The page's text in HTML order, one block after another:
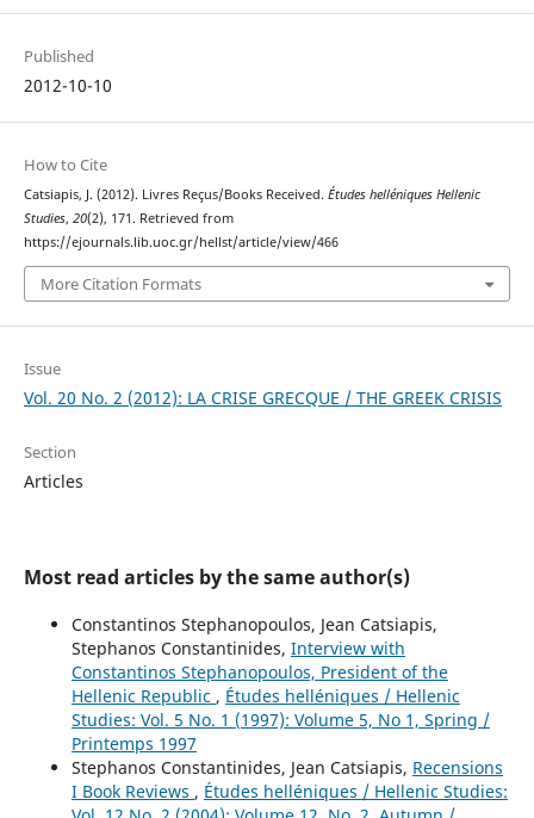
Published
2012-10-10
How to Cite
Catsiapis, J. (2012). Livres Reçus/Books Received. Études helléniques Hellenic
Studies, 20(2), 171. Retrieved from
https://ejournals.lib.uoc.gr/hellst/article/view/466
More Citation Formats
Issue
Vol. 20 No. 2 (2012): LA CRISE GRECQUE / THE GREEK CRISIS
Section
Articles
Most read articles by the same author(s)
Constantinos Stephanopoulos, Jean Catsiapis,
Stephanos Constantinides, Interview with
Constantinos Stephanopoulos, President of the
Hellenic Republic , Études helléniques / Hellenic
Studies: Vol. 5 No. 1 (1997): Volume 5, No 1, Spring /
Printemps 1997
Stephanos Constantinides, Jean Catsiapis, Recensions
I Book Reviews , Études helléniques / Hellenic Studies: